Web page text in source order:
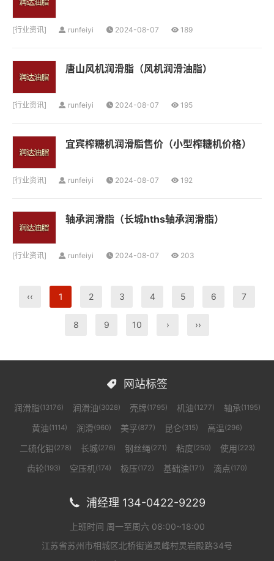
[行业资讯] runfeiyi 2024-08-07 189
唐山风机润滑脂（风机润滑油脂）
[行业资讯] runfeiyi 2024-08-07 195
宜宾榨糖机润滑脂售价（小型榨糖机价格）
[行业资讯] runfeiyi 2024-08-07 192
轴承润滑脂（长城hths轴承润滑脂）
[行业资讯] runfeiyi 2024-08-07 203
‹‹ 1 2 3 4 5 6 7
8 9 10 › ››
 网站标签
润滑脂(13176) 润滑油(3028) 壳牌(1795) 机油(1277) 轴承(1195)
黄油(1114) 润滑(960) 美孚(877) 昆仑(315) 高温(296)
二硫化钼(278) 长城(276) 钢丝绳(271) 粘度(250) 使用(223)
齿轮(193) 空压机(174) 极压(172) 基础油(171) 滴点(170)
 浦经理 134-0422-9229
上班时间 周一至周六 08:00~18:00
江苏省苏州市相城区北桥街道灵峰村灵岩殿路34号